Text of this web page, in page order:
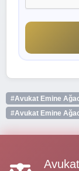
#Avukat Emine
#Avukat Emine